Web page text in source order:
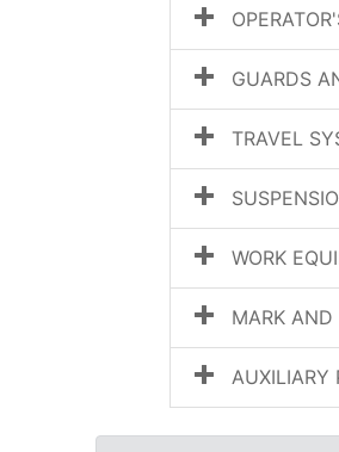
GUARDS
TRAVEL
WORK
MARK AND
AUXILIARY